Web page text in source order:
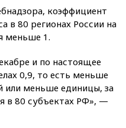
коэффициент
в 80 регионах России на
меньше 1.
и по настоящее
0,9, то есть меньше
или меньше единицы, за
в 80 субъектах РФ», —